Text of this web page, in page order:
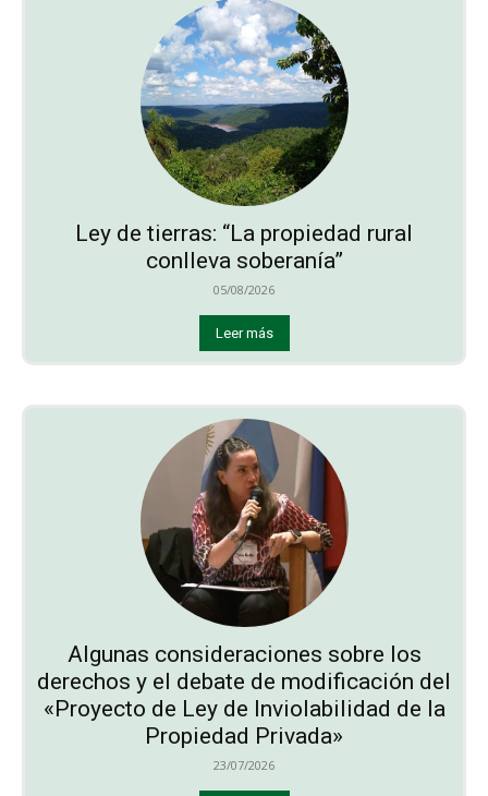
Ley de tierras: “La propiedad rural
conlleva soberanía”
05/08/2026
Leer más
Algunas consideraciones sobre los
derechos y el debate de modificación del
«Proyecto de Ley de Inviolabilidad de la
Propiedad Privada»
23/07/2026